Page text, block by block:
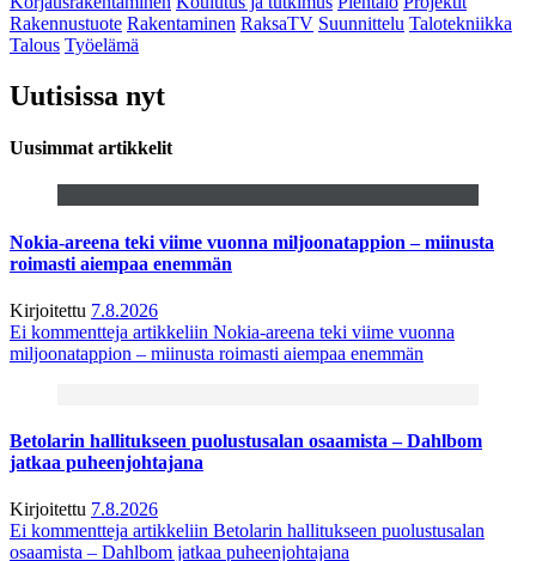
Rakennustuote Rakentaminen RaksaTV Suunnittelu Talotekniikka
Talous Työelämä
Uutisissa nyt
Uusimmat artikkelit
Nokia-areena teki viime vuonna miljoonatappion – miinusta
roimasti aiempaa enemmän
Kirjoitettu 7.8.2026
Ei kommentteja artikkeliin Nokia-areena teki viime vuonna
miljoonatappion – miinusta roimasti aiempaa enemmän
Betolarin hallitukseen puolustusalan osaamista – Dahlbom
jatkaa puheenjohtajana
Kirjoitettu 7.8.2026
Ei kommentteja artikkeliin Betolarin hallitukseen puolustusalan
osaamista – Dahlbom jatkaa puheenjohtajana